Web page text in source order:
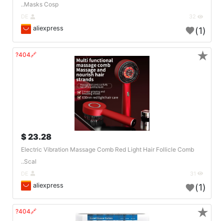
Masks Cosp..
aliexpress (1)
🔗404?
23.28 $
Electric Vibration Massage Comb Red Light Hair Follicle Comb
Scal..
aliexpress (1)
★
🔗404? ★